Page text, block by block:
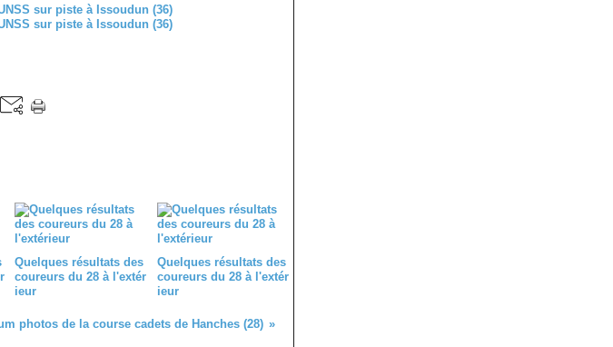
Quelques résultats des
coureurs du 28 à l'extér
ieur
Quelques résultats des
coureurs du 28 à l'extér
ieur
photos de la course cadets de Hanches (28)